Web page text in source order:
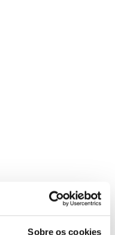
Sobre os cookies